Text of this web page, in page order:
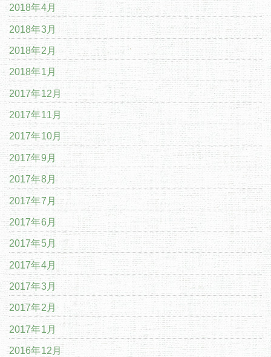
2018年4月
2018年3月
2018年2月
2018年1月
2017年12月
2017年11月
2017年10月
2017年9月
2017年8月
2017年7月
2017年6月
2017年5月
2017年4月
2017年3月
2017年2月
2017年1月
2016年12月